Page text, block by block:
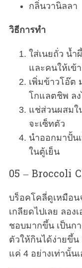
กลิ่นวานิลลา
วิธีการทำ
ใส่เนยถั่ว น้ำ
และคนให้เข้
เพิ่มข้าวโอ๊ต
โกแลตชิพ ล
แช่ส่วนผสมใ
จะเซ็ทตัว
นำออกมาปั้น
ในตู้เย็น
05 – Broccoli
บร็อคโคลี่ดูเหมือน
เกลียดไปเลย ลอง
ชอบมากขึ้น เป็นก
ตัวให้กินได้ง่ายขึ้น
แค่ 4 อย่างเท่านั้นเ